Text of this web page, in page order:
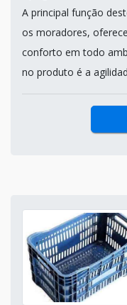
A principal função
os moradores,
conforto em todo
no produto é a